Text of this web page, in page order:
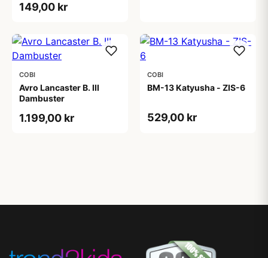
149,00 kr
COBI
Avro Lancaster B. III
Dambuster
1.199,00 kr
COBI
BM-13 Katyusha - ZIS-6
529,00 kr